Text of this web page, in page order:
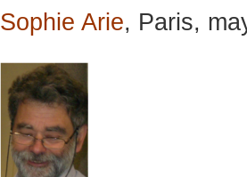
Sophie Arie, Paris,